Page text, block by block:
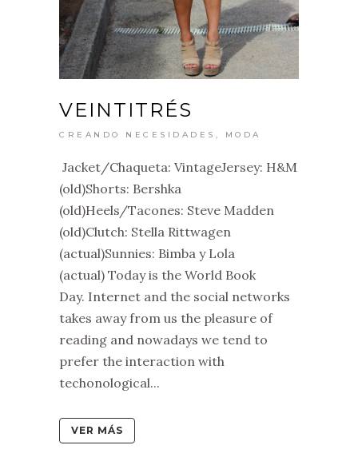
VEINTITRÉS
CREANDO NECESIDADES , MODA
Jacket/Chaqueta: VintageJersey: H&M
(old)Shorts: Bershka
(old)Heels/Tacones: Steve Madden
(old)Clutch: Stella Rittwagen
(actual)Sunnies: Bimba y Lola
(actual) Today is the World Book
Day. Internet and the social networks
takes away from us the pleasure of
reading and nowadays we tend to
prefer the interaction with
techonological...
VER MÁS